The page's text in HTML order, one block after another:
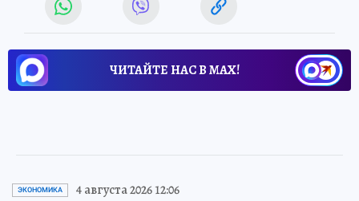
ЧИТАЙТЕ НАС В МАХ!
ЭКОНОМИКА 4 августа 2026 12:06